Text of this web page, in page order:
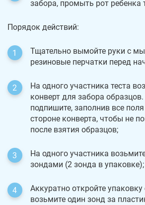
забора, промыть рот ребенка
Порядок действий:
Тщательно вымойте руки с
резиновые перчатки перед
На одного участника теста
конверт для забора
подпишите, заполнив все
стороне конверта, чтобы не
после взятия образцов;
На одного участника
зондами (2 зонда в упаковке);
Аккуратно откройте
возьмите один зонд за